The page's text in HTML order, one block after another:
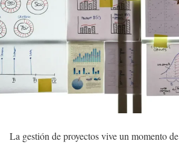
La gestión de proyectos vive un momento